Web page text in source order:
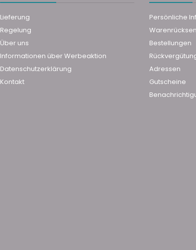
Lieferung
Regelung
Über uns
Informationen über Werbeaktion
Datenschutzerklärung
Kontakt
Persönliche
Bestellungen
Adressen
Gutscheine